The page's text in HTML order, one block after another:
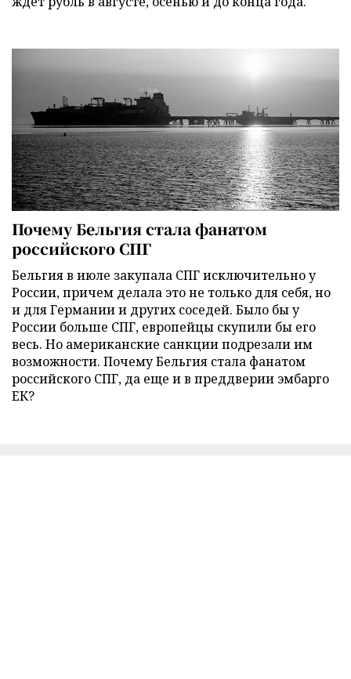
Почему Бельгия стала фанатом
российского СПГ
Бельгия в июле закупала СПГ исключительно у
России, причем делала это не только для себя, но
и для Германии и других соседей. Было бы у
России больше СПГ, европейцы скупили бы его
весь. Но американские санкции подрезали им
возможности. Почему Бельгия стала фанатом
российского СПГ, да еще и в преддверии эмбарго
ЕК?